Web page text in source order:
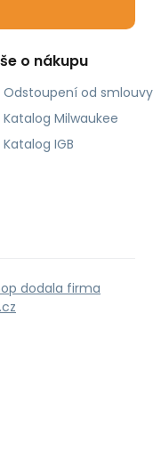
o nákupu
Odstoupení od smlouvy
Katalog Milwaukee
Katalog IGB
dodala firma